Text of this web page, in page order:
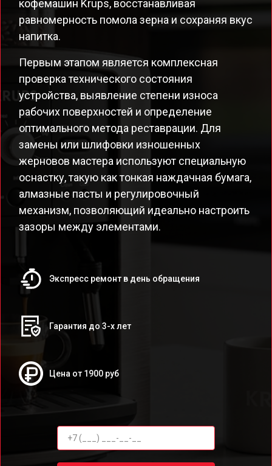
кофемашин Krups, восстанавливая
равномерность помола зерна и сохраняя вкус
напитка.
Первым этапом является комплексная
проверка технического состояния
устройства, выявление степени износа
рабочих поверхностей и определение
оптимального метода реставрации. Для
замены или шлифовки изношенных
жерновов мастера используют специальную
оснастку, такую как тонкая наждачная бумага,
алмазные пасты и регулировочный
механизм, позволяющий идеально настроить
зазоры между элементами.
Экспресс ремонт в день обращения
Гарантия до 3-х лет
Цена от 1900 руб